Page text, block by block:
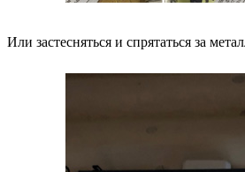
Или застесняться и спрятаться за